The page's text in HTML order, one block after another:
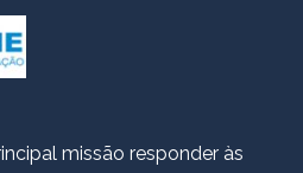
missão responder às